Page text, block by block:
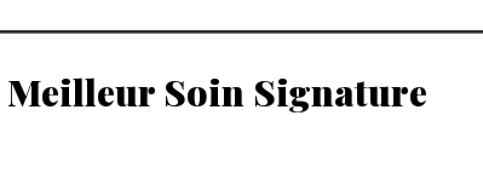
Meilleur Soin Signature